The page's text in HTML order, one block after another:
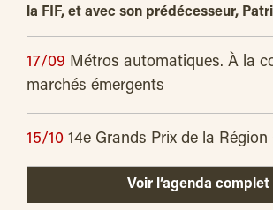
la FIF, et avec son prédécesseur,
17/09 Métros automatiques. À la
marchés émergents
15/10 14e Grands Prix de la Région
Voir l’agenda complet